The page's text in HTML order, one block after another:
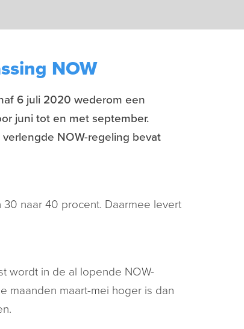
NOW
6 juli 2020 wederom een
juni tot en met september.
NOW-regeling bevat
naar 40 procent. Daarmee levert
wordt in de al lopende NOW-
maanden maart-mei hoger is dan